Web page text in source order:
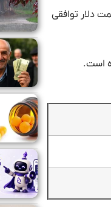
نشان می‌دهد قیمت دلار توافقی